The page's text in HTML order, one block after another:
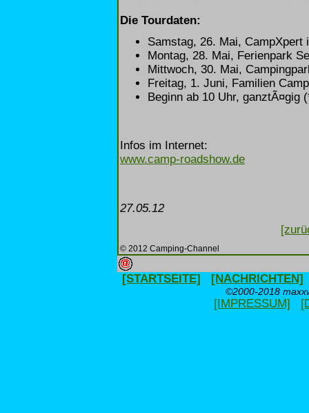
Die Tourdaten:
Samstag, 26. Mai, CampXpert
Montag, 28. Mai, Ferienpark
Mittwoch, 30. Mai,
Freitag, 1. Juni, Familien
Beginn ab 10 Uhr, ganztÃ¤gig
Infos im Internet:
www.camp-roadshow.de
27.05.12
© 2012 Camping-Channel
[STARTSEITE] [NACHRICHTEN]
©2000-2018
[IMPRESSUM]